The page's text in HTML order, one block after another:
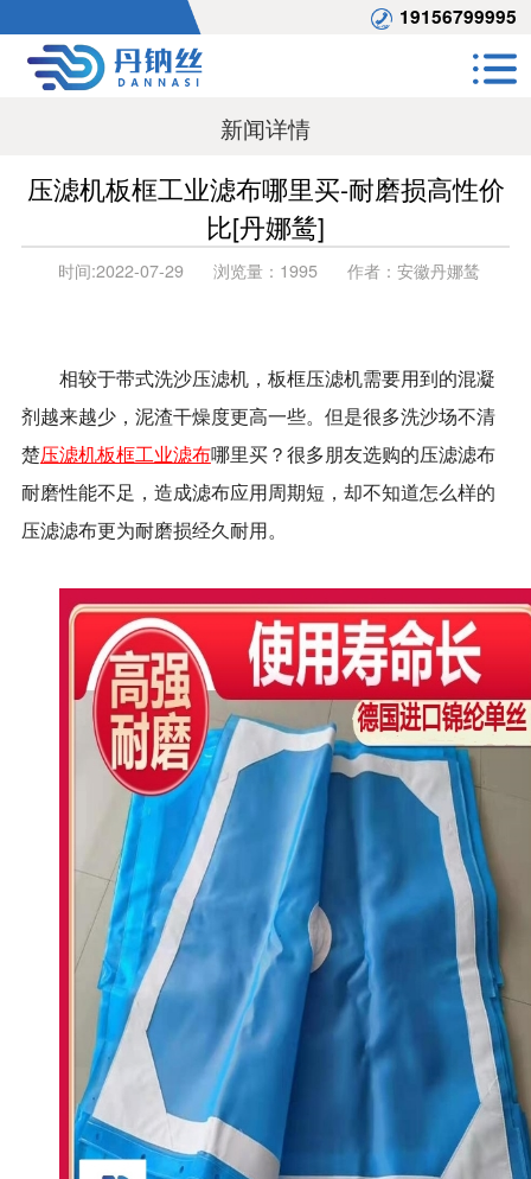
19156799995
新闻详情
压滤机板框工业滤布哪里买-耐磨损高性价
比[丹娜鸶]
时间:2022-07-29 浏览量： 1995 作者： 安徽丹娜鸶
相较于带式洗沙压滤机，板框压滤机需要用到的混凝
剂越来越少，泥渣干燥度更高一些。但是很多洗沙场不清
楚压滤机板框工业滤布哪里买？很多朋友选购的压滤滤布
耐磨性能不足，造成滤布应用周期短，却不知道怎么样的
压滤滤布更为耐磨损经久耐用。